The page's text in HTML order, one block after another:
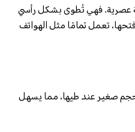
عصرية. فهي تُطوى بشكل رأسي
تعمل تمامًا مثل الهواتف
صغير عند طيها، مما يسهل